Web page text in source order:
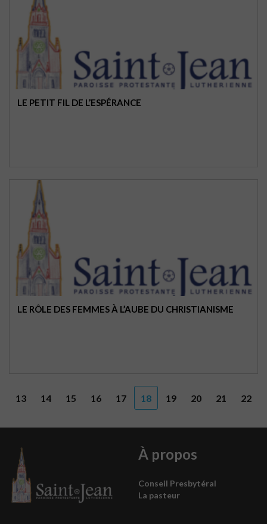
LE PETIT FIL DE L’ESPÉRANCE
LE RÔLE DES FEMMES À L’AUBE DU CHRISTIANISME
13 14 15 16 17 18 19 20 21 22
À propos
Conseil Presbytéral
La pasteur